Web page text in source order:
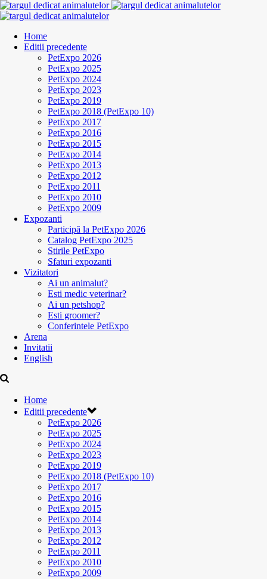
Home
Editii precedente
PetExpo 2026
PetExpo 2025
PetExpo 2024
PetExpo 2023
PetExpo 2019
PetExpo 2018 (PetExpo 10)
PetExpo 2017
PetExpo 2016
PetExpo 2015
PetExpo 2014
PetExpo 2013
PetExpo 2012
PetExpo 2011
PetExpo 2010
PetExpo 2009
Expozanti
Participă la PetExpo 2026
Catalog PetExpo 2025
Stirile PetExpo
Sfaturi expozanti
Vizitatori
Ai un animalut?
Esti medic veterinar?
Ai un petshop?
Esti groomer?
Conferintele PetExpo
Arena
Invitatii
English
Home
Editii precedente
PetExpo 2026
PetExpo 2025
PetExpo 2024
PetExpo 2023
PetExpo 2019
PetExpo 2018 (PetExpo 10)
PetExpo 2017
PetExpo 2016
PetExpo 2015
PetExpo 2014
PetExpo 2013
PetExpo 2012
PetExpo 2011
PetExpo 2010
PetExpo 2009